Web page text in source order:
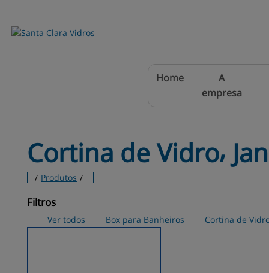
Home
A
empresa
Cortina de Vidro⸴
/ Produtos /
Filtros
Ver todos Box para Banheiros Cortina de